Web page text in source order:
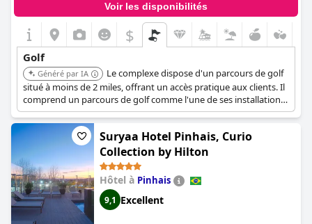
Voir les disponibilités
$
Golf
Généré par IA
Le complexe dispose d'un parcours de golf
situé à moins de 2 miles, offrant un accès pratique aux clients. Il
comprend un parcours de golf comme l'une de ses installations
récréatives, offrant des opportunités de jeu pendant votre
séjour.
Suryaa Hotel Pinhais, Curio
Collection by Hilton
Hôtel à Pinhais
9,1 Excellent